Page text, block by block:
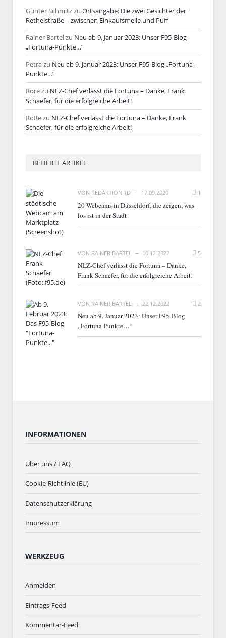
Günter Schmitzzu Ortsangabe: Die zwei Gesichter der
Rethelstraße – zwischen Einkaufsmeile und Puff
Rainer Bartelzu Neu ab 9. Januar 2023: Unser F95-Blog
„Fortuna-Punkte…“
Petrazu Neu ab 9. Januar 2023: Unser F95-Blog „Fortuna-
Punkte…“
Rorezu NLZ-Chef verlässt die Fortuna – Danke, Frank
Schaefer, für die erfolgreiche Arbeit!
RoRezu NLZ-Chef verlässt die Fortuna – Danke, Frank
Schaefer, für die erfolgreiche Arbeit!
BELIEBTE ARTIKEL
VON REDAKTION TD 17.09.2020 1
20 Webcams in Düsseldorf, die zeigen, was
los ist in der Stadt
VON RAINER BARTEL 10.12.2022 5
NLZ-Chef verlässt die Fortuna – Danke,
Frank Schaefer, für die erfolgreiche Arbeit!
VON RAINER BARTEL 22.12.2022 2
Neu ab 9. Januar 2023: Unser F95-Blog
„Fortuna-Punkte…“
INFORMATIONEN
Über uns / FAQ
Cookie-Richtlinie (EU)
Datenschutzerklärung
Impressum
WERKZEUG
Anmelden
Eintrags-Feed
Kommentar-Feed